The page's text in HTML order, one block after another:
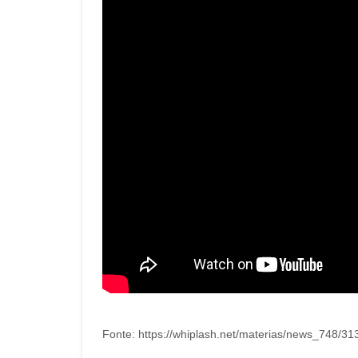
Fonte: https://whiplash.net/materias/news_748/